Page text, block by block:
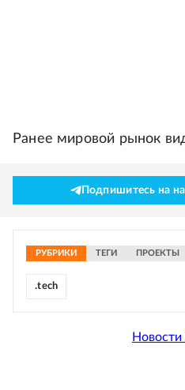
Ранее мировой рынок
Подпишитесь на
РУБРИКИ ТЕГИ ПРОЕКТЫ
.tech